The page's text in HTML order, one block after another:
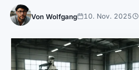
Von Wolfgang 10. Nov. 2025